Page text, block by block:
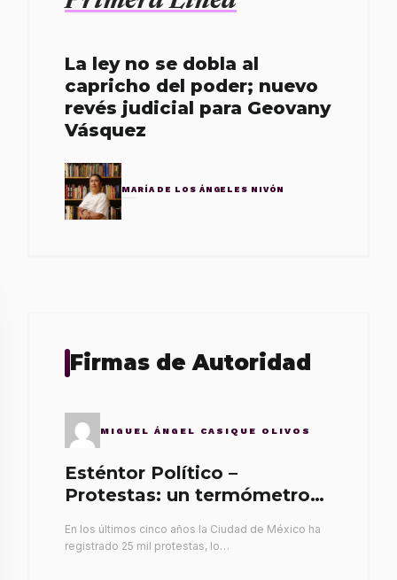
La ley no se dobla al
capricho del poder; nuevo
revés judicial para Geovany
Vásquez
MARÍA DE LOS ÁNGELES NIVÓN
Firmas de Autoridad
MIGUEL ÁNGEL CASIQUE OLIVOS
Esténtor Político –
Protestas: un termómetro
En los últimos cinco años la Ciudad de México ha
registrado 25 mil protestas, lo…